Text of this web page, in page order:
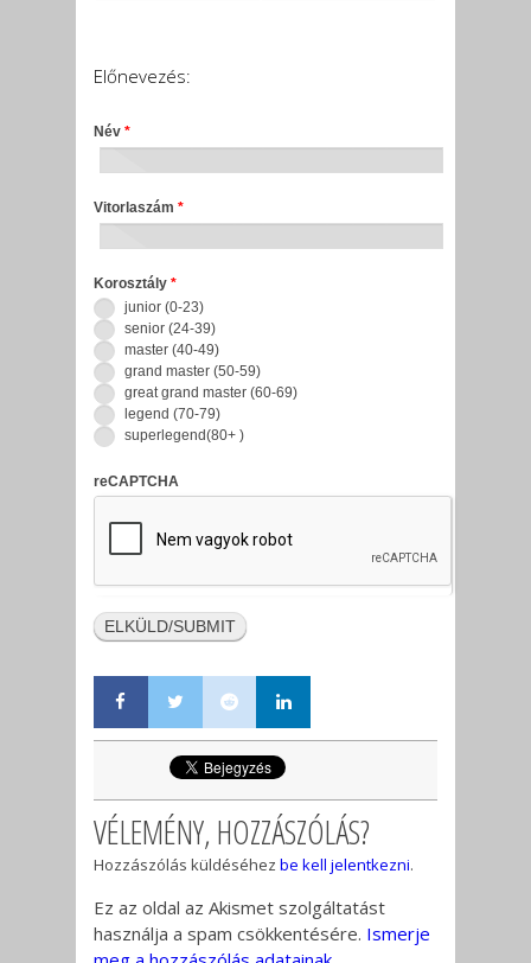
Előnevezés:
Név *
Vitorlaszám *
Korosztály *
junior (0-23)
senior (24-39)
master (40-49)
grand master (50-59)
great grand master (60-69)
legend (70-79)
superlegend(80+ )
reCAPTCHA
VÉLEMÉNY, HOZZÁSZÓLÁS?
Hozzászólás küldéséhez be kell jelentkezni.
Ez az oldal az Akismet szolgáltatást
használja a spam csökkentésére. Ismerje